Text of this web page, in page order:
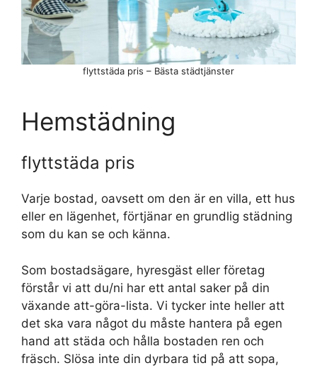
flyttstäda pris – Bästa städtjänster
Hemstädning
flyttstäda pris
Varje bostad, oavsett om den är en villa, ett hus
eller en lägenhet, förtjänar en grundlig städning
som du kan se och känna.
Som bostadsägare, hyresgäst eller företag
förstår vi att du/ni har ett antal saker på din
växande att-göra-lista. Vi tycker inte heller att
det ska vara något du måste hantera på egen
hand att städa och hålla bostaden ren och
fräsch. Slösa inte din dyrbara tid på att sopa,